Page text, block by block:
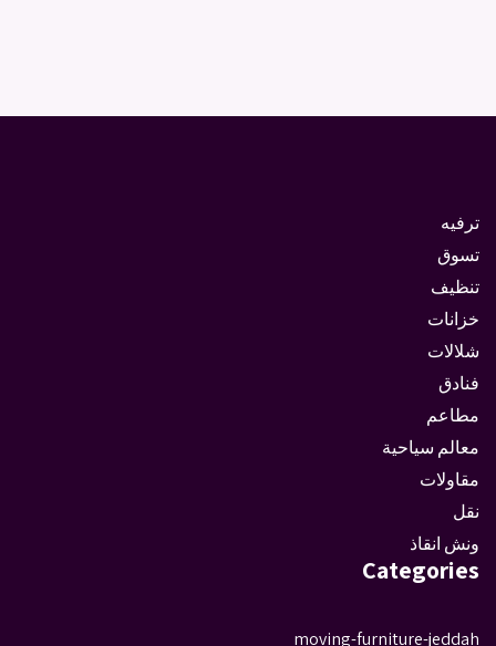
ترفيه
تسوق
تنظيف
خزانات
شلالات
فنادق
مطاعم
معالم سياحية
مقاولات
نقل
ونش انقاذ
Categories
moving-furniture-jeddah